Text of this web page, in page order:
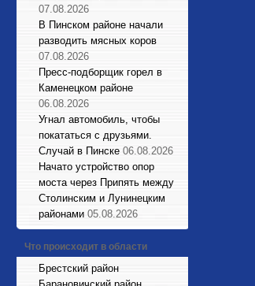
07.08.2026
В Пинском районе начали
разводить мясных коров
07.08.2026
Пресс-подборщик горел в
Каменецком районе
06.08.2026
Угнал автомобиль, чтобы
покататься с друзьями.
Случай в Пинске 06.08.2026
Начато устройство опор
моста через Припять между
Столинским и Лунинецким
районами 05.08.2026
Что происходит в области
Брестский район